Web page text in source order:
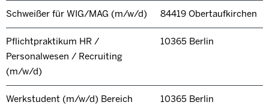
Schweißer für WIG/MAG (m/w/d) 84419 Obertaufkirchen
Pflichtpraktikum HR /
Personalwesen / Recruiting
(m/w/d)
10365 Berlin
Werkstudent (m/w/d) Bereich
10365 Berlin